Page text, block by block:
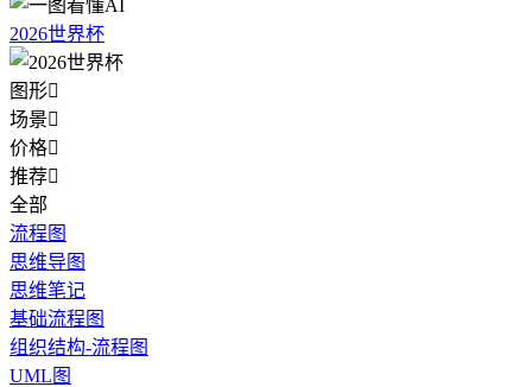
2026世界杯
图形
场景
价格
推荐
全部
流程图
思维导图
思维笔记
基础流程图
组织结构-流程图
UML图